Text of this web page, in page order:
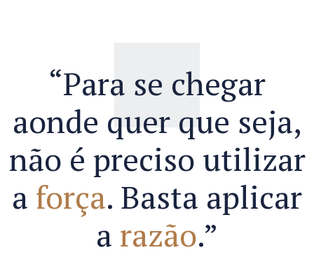
“Para se chegar
aonde quer que seja,
não é preciso utilizar
a força. Basta aplicar
a razão.”